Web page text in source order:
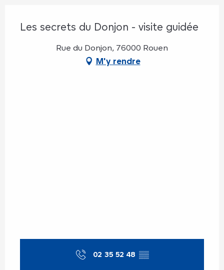
Les secrets du Donjon - visite guidée
Rue du Donjon, 76000 Rouen
M'y rendre
02 35 52 48 ▒▒